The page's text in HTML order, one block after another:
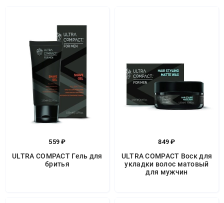
559 ₽
ULTRA COMPACT Гель для
бритья
849 ₽
ULTRA COMPACT Воск для
укладки волос матовый
для мужчин